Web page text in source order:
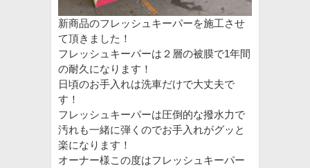
新商品のフレッシュキーパーを施工させ
て頂きました！
フレッシュキーパーは２層の被膜で1年間
の耐久になります！
日頃のお手入れは洗車だけで大丈夫で
す！
フレッシュキーパーは圧倒的な撥水力で
汚れも一緒に弾くのでお手入れがグッと
楽になります！
オーナー様この度はフレッシュキーパー